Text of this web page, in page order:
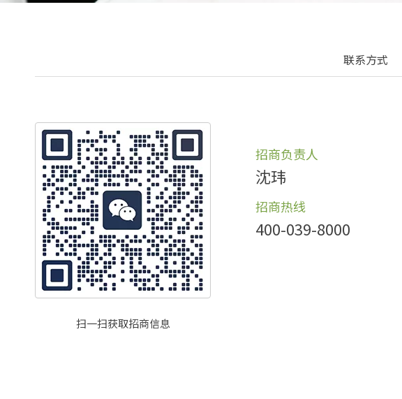
联系方式
扫一扫获取招商信息
招商负责人
沈玮
招商热线
400-039-8000